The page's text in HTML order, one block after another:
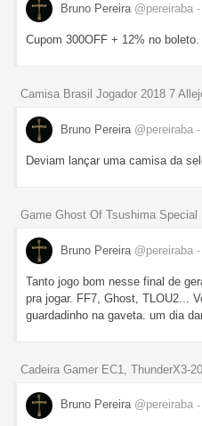
Bruno Pereira @pereiraba -
Cupom 300OFF + 12% no boleto.
Camisa Brasil Jogador 2018 7
Bruno Pereira @pereiraba -
Deviam lançar uma camisa da
Game Ghost Of Tsushima Special
Bruno Pereira @pereiraba -
Tanto jogo bom nesse final de
pra jogar. FF7, Ghost, TLOU2...
guardadinho na gaveta. um dia
Cadeira Gamer EC1, ThunderX3-
Bruno Pereira @pereiraba -